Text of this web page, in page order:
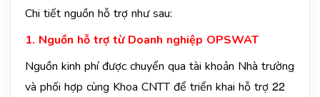
Chi tiết nguồn hỗ trợ như sau:
1. Nguồn hỗ trợ từ Doanh nghiệp OPSWAT
Nguồn kinh phí được chuyển qua tài khoản Nhà trường
và phối hợp cùng Khoa CNTT để triển khai hỗ trợ 22